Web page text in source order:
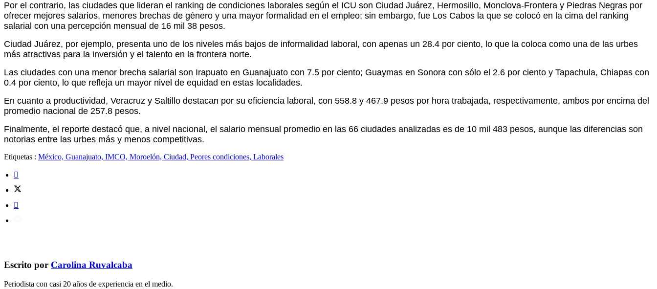
Por el contrario, las ciudades que lideran el ranking de condiciones laborales según el ICU son Ciudad Juárez, Hermosillo, Monclova-Frontera y Piedras Negras por
ofrecer mejores salarios, menores brechas de género y una mayor formalidad en el empleo; sin embargo, fue Los Cabos la que se colocó en la cima del ranking
salarial con una percepción mensual de 16 mil 38 pesos.
Ciudad Juárez, por ejemplo, presenta uno de los niveles más bajos de informalidad laboral, con apenas un 28.4 por ciento, lo que la coloca como una de las urbes
más atractivas para la inversión y el talento en la frontera norte.
Las ciudades con una menor brecha salarial son Irapuato en Guanajuato con 7.5 por ciento; Guaymas en Sonora con sólo el 2.6 por ciento y Tapachula, Chiapas con
0.4 por ciento, lo que refleja un mayor nivel de equidad en estas localidades.
En cuanto a productividad, Veracruz y Saltillo destacan por su eficiencia laboral, con 558.8 y 467.9 pesos por hora trabajada, respectivamente, ambos por encima del
promedio nacional de 257.8 pesos.
Finalmente, el reporte destacó que, a nivel nacional, el salario mensual promedio en las 66 ciudades analizadas es de 10 mil 483 pesos, aunque las diferencias son
notorias entre las urbes más y menos competitivas.
Etiquetas : México, Guanajuato, IMCO, Moroelón, Ciudad, Peores condiciones, Laborales
Escrito por Carolina Ruvalcaba
Periodista con casi 20 años de experiencia en el medio.